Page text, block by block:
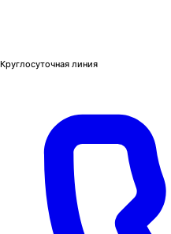
Круглосуточная линия